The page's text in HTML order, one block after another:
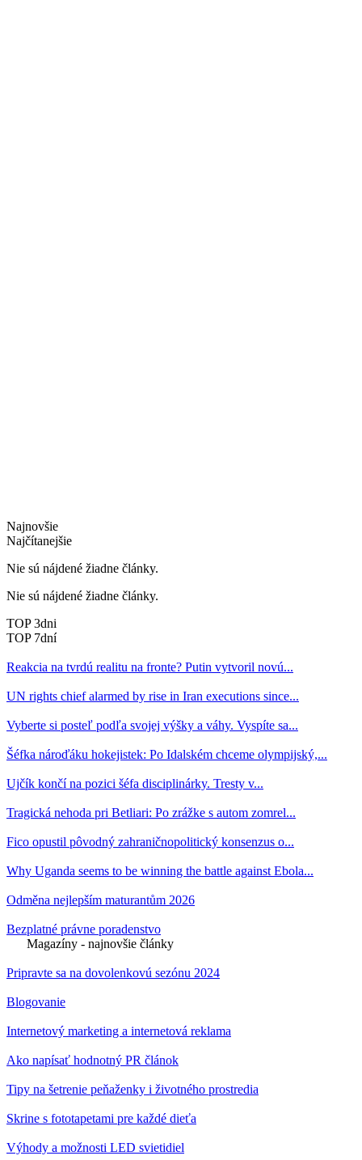
Najnovšie
Najčítanejšie
Nie sú nájdené žiadne články.
Nie sú nájdené žiadne články.
TOP 3dni
TOP 7dní
Reakcia na tvrdú realitu na fronte? Putin vytvoril novú...
UN rights chief alarmed by rise in Iran executions since...
Vyberte si posteľ podľa svojej výšky a váhy. Vyspíte sa...
Šéfka nároďáku hokejistek: Po Idalském chceme olympijský,...
Ujčík končí na pozici šéfa disciplinárky. Tresty v...
Tragická nehoda pri Betliari: Po zrážke s autom zomrel...
Fico opustil pôvodný zahraničnopolitický konsenzus o...
Why Uganda seems to be winning the battle against Ebola...
Odměna nejlepším maturantům 2026
Bezplatné právne poradenstvo
Magazíny - najnovšie články
Pripravte sa na dovolenkovú sezónu 2024
Blogovanie
Internetový marketing a internetová reklama
Ako napísať hodnotný PR článok
Tipy na šetrenie peňaženky i životného prostredia
Skrine s fototapetami pre každé dieťa
Výhody a možnosti LED svietidiel